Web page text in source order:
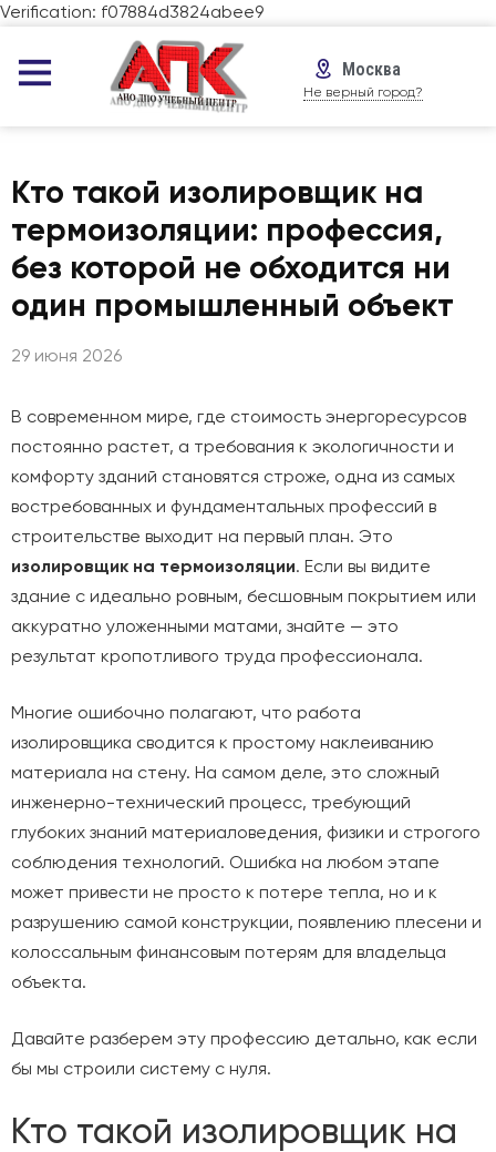
Verification: f07884d3824abee9
Москва
Не верный город?
Кто такой изолировщик на
термоизоляции: профессия,
без которой не обходится ни
один промышленный объект
29 июня 2026
В современном мире, где стоимость энергоресурсов
постоянно растет, а требования к экологичности и
комфорту зданий становятся строже, одна из самых
востребованных и фундаментальных профессий в
строительстве выходит на первый план. Это
изолировщик на термоизоляции. Если вы видите
здание с идеально ровным, бесшовным покрытием или
аккуратно уложенными матами, знайте — это
результат кропотливого труда профессионала.
Многие ошибочно полагают, что работа
изолировщика сводится к простому наклеиванию
материала на стену. На самом деле, это сложный
инженерно-технический процесс, требующий
глубоких знаний материаловедения, физики и строгого
соблюдения технологий. Ошибка на любом этапе
может привести не просто к потере тепла, но и к
разрушению самой конструкции, появлению плесени и
колоссальным финансовым потерям для владельца
объекта.
Давайте разберем эту профессию детально, как если
бы мы строили систему с нуля.
Кто такой изолировщик на